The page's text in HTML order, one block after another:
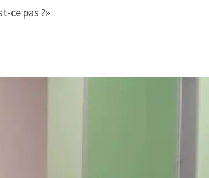
ce pas ?»